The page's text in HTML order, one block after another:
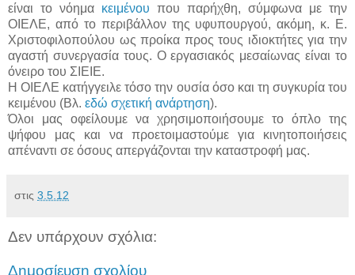
είναι το νόημα κειμένου που παρήχθη, σύμφωνα με την
ΟΙΕΛΕ, από το περιβάλλον της υφυπουργού, ακόμη, κ. Ε.
Χριστοφιλοπούλου ως προίκα προς τους ιδιοκτήτες για την
αγαστή συνεργασία τους. Ο εργασιακός μεσαίωνας είναι το
όνειρο του ΣΙΕΙΕ.
Η ΟΙΕΛΕ κατήγγειλε τόσο την ουσία όσο και τη συγκυρία του
κειμένου (Βλ. εδώ σχετική ανάρτηση).
Όλοι μας οφείλουμε να χρησιμοποιήσουμε το όπλο της
ψήφου μας και να προετοιμαστούμε για κινητοποιήσεις
απέναντι σε όσους απεργάζονται την καταστροφή μας.
στις 3.5.12
Δεν υπάρχουν σχόλια:
Δημοσίευση σχολίου